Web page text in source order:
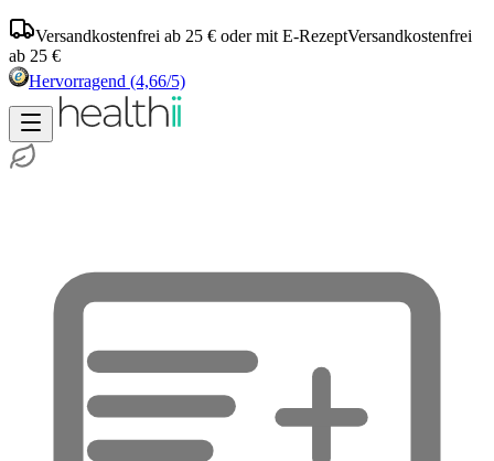
Versandkostenfrei ab 25 € oder mit E-RezeptVersandkostenfrei
ab 25 €
Hervorragend (4,66/5)